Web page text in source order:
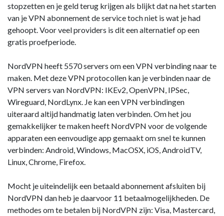
stopzetten en je geld terug krijgen als blijkt dat na het starten
van je VPN abonnement de service toch niet is wat je had
gehoopt. Voor veel providers is dit een alternatief op een
gratis proefperiode.
NordVPN heeft 5570 servers om een VPN verbinding naar te
maken. Met deze VPN protocollen kan je verbinden naar de
VPN servers van NordVPN: IKEv2, OpenVPN, IPSec,
Wireguard, NordLynx. Je kan een VPN verbindingen
uiteraard altijd handmatig laten verbinden. Om het jou
gemakkelijker te maken heeft NordVPN voor de volgende
apparaten een eenvoudige app gemaakt om snel te kunnen
verbinden: Android, Windows, MacOSX, iOS, AndroidTV,
Linux, Chrome, Firefox.
Mocht je uiteindelijk een betaald abonnement afsluiten bij
NordVPN dan heb je daarvoor 11 betaalmogelijkheden. De
methodes om te betalen bij NordVPN zijn: Visa, Mastercard,